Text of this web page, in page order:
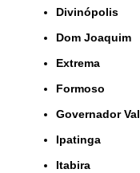
Divinópolis
Dom Joaquim
Extrema
Formoso
Governador
Ipatinga
Itabira